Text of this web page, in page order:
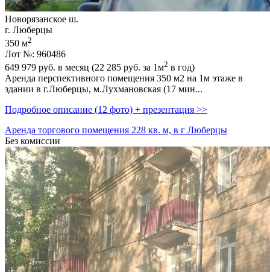
Новорязанское ш.
г. Люберцы
350 м2
Лот №: 960486
649 979 руб. в месяц (22 285 руб. за 1м2 в год)
Аренда перспективного помещения 350 м2 на 1м этаже в
здании в г.Люберцы,­ м.Лухмановская (17 мин...
Подробное описание (12 фото) + презентация >>
Аренда торгового помещения 228 кв. м, в г Люберцы
Без комиссии